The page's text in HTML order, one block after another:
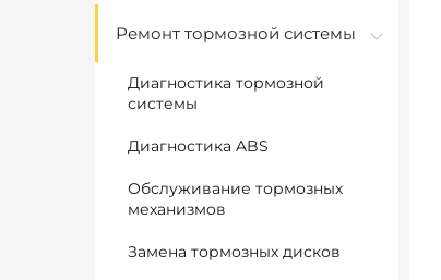
Ремонт тормозной системы
Диагностика тормозной
системы
Диагностика ABS
Обслуживание тормозных
механизмов
Замена тормозных дисков